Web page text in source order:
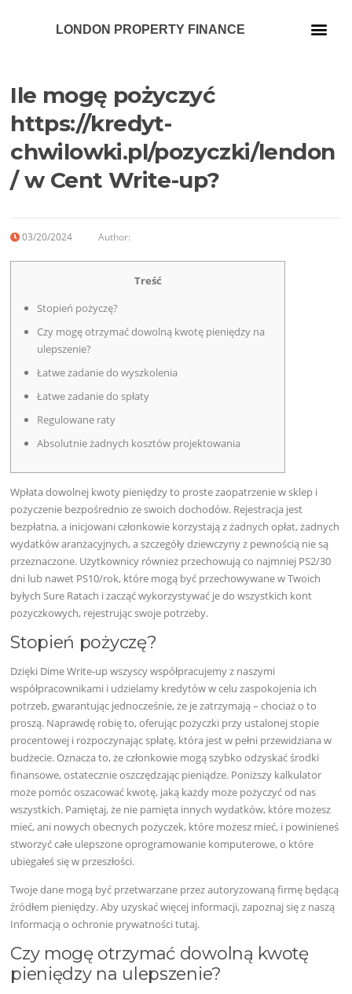
LONDON PROPERTY FINANCE
Ile mogę pożyczyć
https://kredyt-
chwilowki.pl/pozyczki/lendon
/ w Cent Write-up?
03/20/2024 Author:
Treść
Stopień pożyczę?
Czy mogę otrzymać dowolną kwotę pieniędzy na
ulepszenie?
Łatwe zadanie do wyszkolenia
Łatwe zadanie do spłaty
Regulowane raty
Absolutnie żadnych kosztów projektowania
Wpłata dowolnej kwoty pieniędzy to proste zaopatrzenie w sklep i
pożyczenie bezpośrednio ze swoich dochodów. Rejestracja jest
bezpłatna, a inicjowani członkowie korzystają z żadnych opłat, żadnych
wydatków aranżacyjnych, a szczegóły dziewczyny z pewnością nie są
przeznaczone. Użytkownicy również przechowują co najmniej PS2/30
dni lub nawet PS10/rok, które mogą być przechowywane w Twoich
byłych Sure Ratach i zacząć wykorzystywać je do wszystkich kont
pożyczkowych, rejestrując swoje potrzeby.
Stopień pożyczę?
Dzięki Dime Write-up wszyscy współpracujemy z naszymi
współpracownikami i udzielamy kredytów w celu zaspokojenia ich
potrzeb, gwarantując jednocześnie, że je zatrzymają – chociaż o to
proszą. Naprawdę robię to, oferując pożyczki przy ustalonej stopie
procentowej i rozpoczynając spłatę, która jest w pełni przewidziana w
budżecie. Oznacza to, że członkowie mogą szybko odzyskać środki
finansowe, ostatecznie oszczędzając pieniądze. Poniższy kalkulator
może pomóc oszacować kwotę, jaką każdy może pożyczyć od nas
wszystkich. Pamiętaj, że nie pamięta innych wydatków, które możesz
mieć, ani nowych obecnych pożyczek, które możesz mieć, i powinieneś
stworzyć całe ulepszone oprogramowanie komputerowe, o które
ubiegałeś się w przeszłości.
Twoje dane mogą być przetwarzane przez autoryzowaną firmę będącą
źródłem pieniędzy. Aby uzyskać więcej informacji, zapoznaj się z naszą
Informacją o ochronie prywatności tutaj.
Czy mogę otrzymać dowolną kwotę
pieniędzy na ulepszenie?